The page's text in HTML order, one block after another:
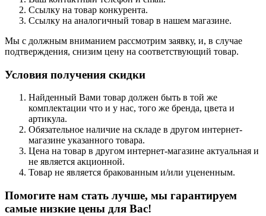
Ссылку на товар конкурента.
Ссылку на аналогичный товар в нашем магазине.
Мы с должным вниманием рассмотрим заявку, и, в случае
подтверждения, снизим цену на соответствующий товар.
Условия получения скидки
Найденный Вами товар должен быть в той же
комплектации что и у нас, того же бренда, цвета и
артикула.
Обязательное наличие на складе в другом интернет-
магазине указанного товара.
Цена на товар в другом интернет-магазине актуальная и
не является акционной.
Товар не является бракованным и/или уцененным.
Помогите нам стать лучше, мы гарантируем
самые низкие цены для Вас!